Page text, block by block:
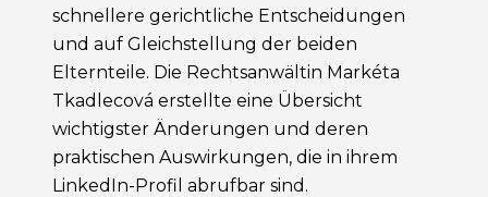
schnellere gerichtliche Entscheidungen
und auf Gleichstellung der beiden
Elternteile. Die Rechtsanwältin Markéta
Tkadlecová erstellte eine Übersicht
wichtigster Änderungen und deren
praktischen Auswirkungen, die in ihrem
LinkedIn-Profil abrufbar sind.